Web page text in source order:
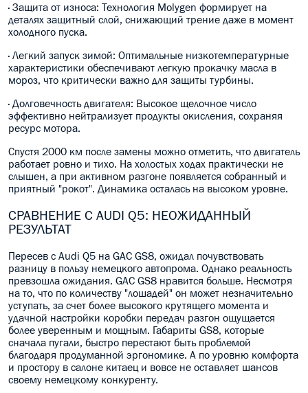
· Защита от износа: Технология Molygen формирует на
деталях защитный слой, снижающий трение даже в момент
холодного пуска.
· Легкий запуск зимой: Оптимальные низкотемпературные
характеристики обеспечивают легкую прокачку масла в
мороз, что критически важно для защиты турбины.
· Долговечность двигателя: Высокое щелочное число
эффективно нейтрализует продукты окисления, сохраняя
ресурс мотора.
Спустя 2000 км после замены можно отметить, что двигатель
работает ровно и тихо. На холостых ходах практически не
слышен, а при активном разгоне появляется собранный и
приятный "рокот". Динамика осталась на высоком уровне.
СРАВНЕНИЕ С AUDI Q5: НЕОЖИДАННЫЙ
РЕЗУЛЬТАТ
Пересев с Audi Q5 на GAC GS8, ожидал почувствовать
разницу в пользу немецкого автопрома. Однако реальность
превзошла ожидания. GAC GS8 нравится больше. Несмотря
на то, что по количеству "лошадей" он может незначительно
уступать, за счет более высокого крутящего момента и
удачной настройки коробки передач разгон ощущается
более уверенным и мощным. Габариты GS8, которые
сначала пугали, быстро перестают быть проблемой
благодаря продуманной эргономике. А по уровню комфорта
и простору в салоне китаец и вовсе не оставляет шансов
своему немецкому конкуренту.